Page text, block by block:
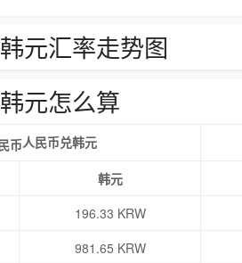
元汇率走势图
元怎么算
人民币兑韩元
韩元
196.33 KRW
981.65 KRW